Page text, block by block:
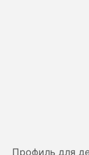
Профиль для